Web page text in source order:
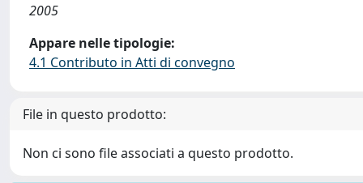
2005
Appare nelle tipologie:
4.1 Contributo in Atti di convegno
File in questo prodotto:
Non ci sono file associati a questo prodotto.